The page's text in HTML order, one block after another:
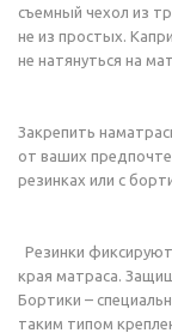
съемный чехол из
не из простых.
не натянуться на
Закрепить
от ваших
резинках или с
Резинки
края матраса.
Бортики –
таким типом